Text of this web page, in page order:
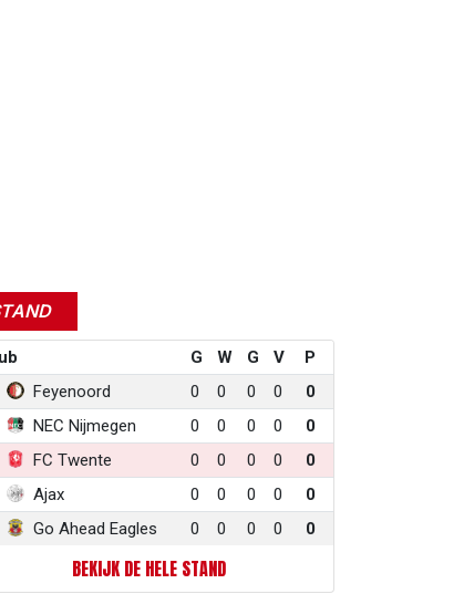
G W G V
P
Feyenoord 0 0 0 0
0
NEC Nijmegen 0 0 0 0
0
FC Twente 0 0 0 0
0
Ajax 0 0 0 0
0
Go Ahead Eagles 0 0 0 0 0
BEKIJK DE HELE STAND